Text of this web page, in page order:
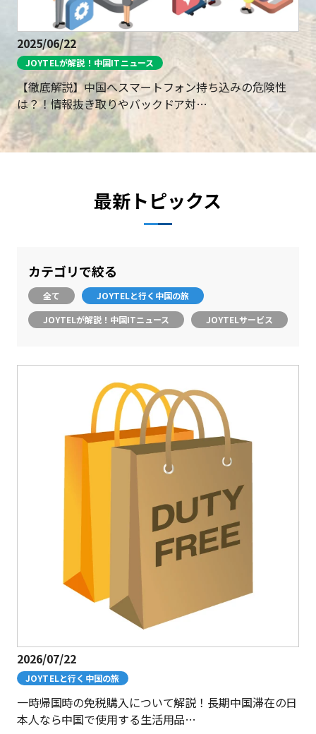
2025/06/22
JOYTELが解説！中国ITニュース
【徹底解説】中国へスマートフォン持ち込みの危険性
は？！情報抜き取りやバックドア対…
最新トピックス
カテゴリで絞る
全て
JOYTELと行く中国の旅
JOYTELが解説！中国ITニュース
JOYTELサービス
2026/07/22
JOYTELと行く中国の旅
一時帰国時の免税購入について解説！長期中国滞在の日
本人なら中国で使用する生活用品…